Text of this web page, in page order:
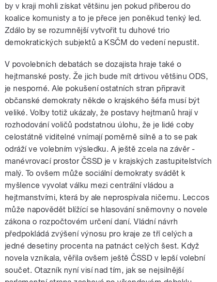
by v kraji mohli získat většinu jen pokud přiberou do
koalice komunisty a to je přece jen poněkud tenký led.
Zdálo by se rozumnější vytvořit tu duhové trio
demokratických subjektů a KSČM do vedení nepustit.
V povolebních debatách se dozajista hraje také o
hejtmanské posty. Že jich bude mít drtivou většinu ODS,
je nesporné. Ale pokušení ostatních stran připravit
občanské demokraty někde o krajského šéfa musí být
veliké. Volby totiž ukázaly, že postavy hejtmanů hrají v
rozhodování voličů podstatnou úlohu, že je lidé coby
celostátně viditelné vnímají poměrně silně a to se pak
odráží ve volebním výsledku. A ještě zcela na závěr -
manévrovací prostor ČSSD je v krajských zastupitelstvích
malý. To ovšem může sociální demokraty svádět k
myšlence vyvolat válku mezi centrální vládou a
hejtmanstvími, která by ale neprospívala ničemu. Leccos
může napovědět blížící se hlasování sněmovny o novele
zákona o rozpočtovém určení daní. Vládní návrh
předpokládá zvýšení výnosu pro kraje ze tří celých a
jedné desetiny procenta na patnáct celých šest. Když
novela vznikala, věřila ovšem ještě ČSSD v lepší volební
součet. Otazník nyní visí nad tím, jak se nejsilnější